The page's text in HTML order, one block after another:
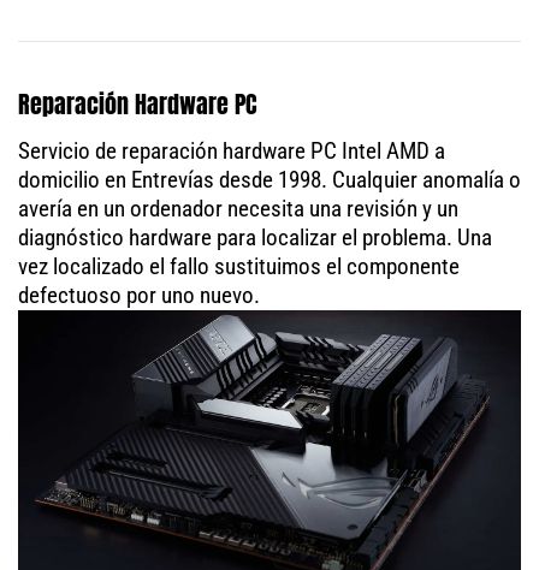
Reparación Hardware PC
Servicio de reparación hardware PC Intel AMD a
domicilio en Entrevías desde 1998. Cualquier anomalía o
avería en un ordenador necesita una revisión y un
diagnóstico hardware para localizar el problema. Una
vez localizado el fallo sustituimos el componente
defectuoso por uno nuevo.